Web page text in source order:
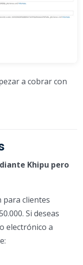
a cobrar con
Khipu pero
para clientes
Si deseas
electrónico a